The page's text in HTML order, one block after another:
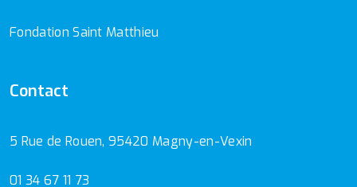
Fondation Saint Matthieu
Contact
5 Rue de Rouen, 95420 Magny-en-Vexin
01 34 67 11 73